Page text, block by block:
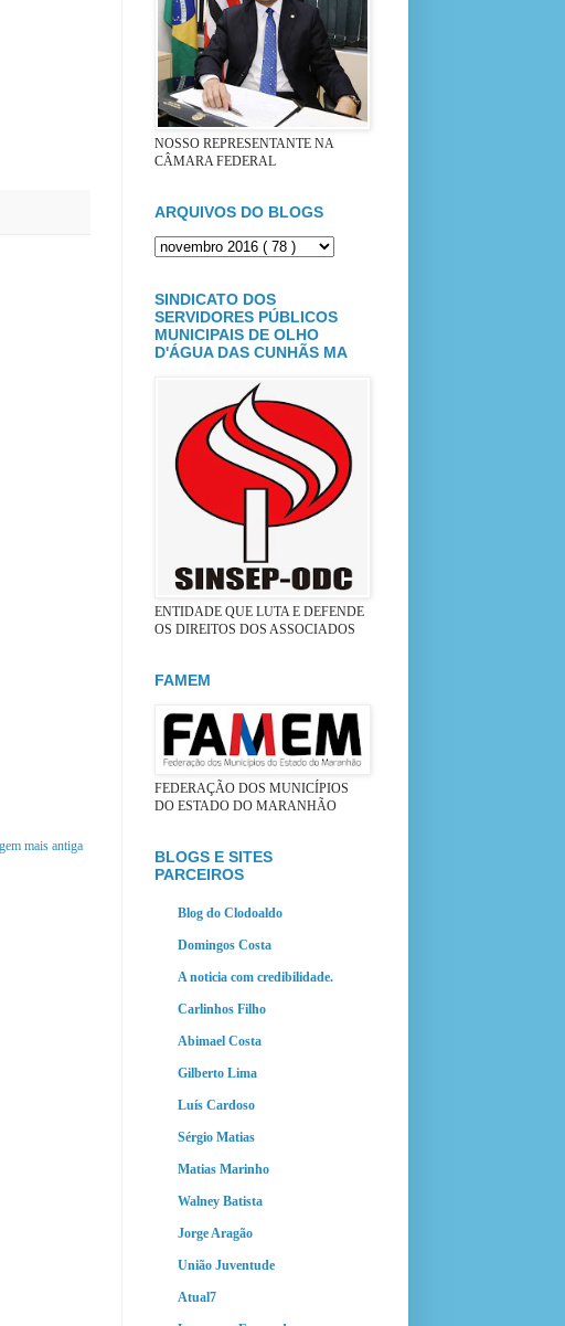
mais antiga
NOSSO REPRESENTANTE NA
CÂMARA FEDERAL
ARQUIVOS DO BLOGS
SINDICATO DOS
SERVIDORES PÚBLICOS
MUNICIPAIS DE OLHO
D'ÁGUA DAS CUNHÃS MA
ENTIDADE QUE LUTA E DEFENDE
OS DIREITOS DOS ASSOCIADOS
FAMEM
FEDERAÇÃO DOS MUNICÍPIOS
DO ESTADO DO MARANHÃO
BLOGS E SITES
PARCEIROS
Blog do Clodoaldo
Domingos Costa
A noticia com credibilidade.
Carlinhos Filho
Abimael Costa
Gilberto Lima
Luís Cardoso
Sérgio Matias
Matias Marinho
Walney Batista
Jorge Aragão
União Juventude
Atual7